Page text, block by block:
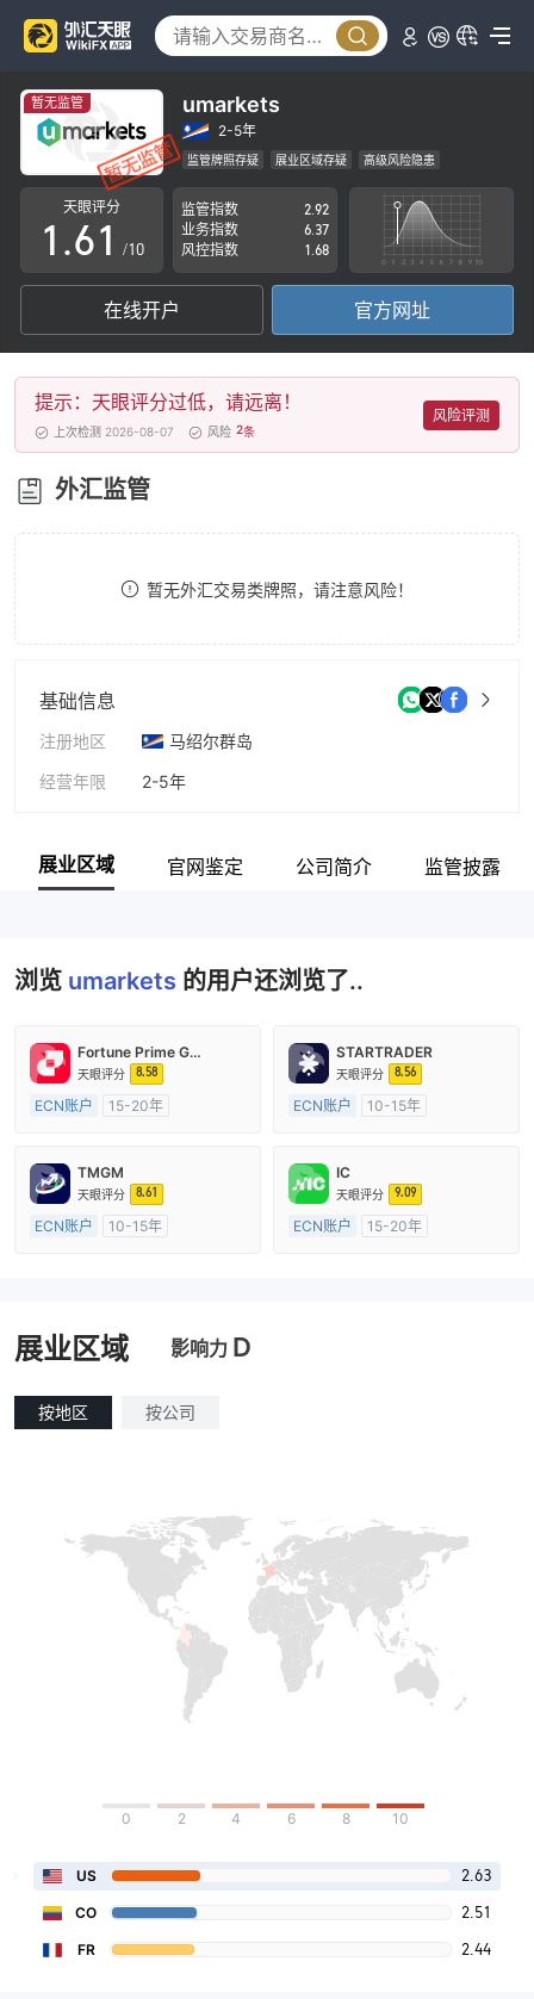
暂无监管 umarkets
2-5年
监管牌照存疑 展业区域存疑 高级风险隐患
天眼评分
0
1
2
3
4
5
6
7
.
2
3
4
5
6
7
8
9
0
1
2
3
4
5
6
7
/10
监管指数
2.92
业务指数
6.37
风控指数
1.68
在线开户 官方网址
提示：天眼评分过低，请远离！
上次检测 2026-08-07 风险 2条
风险评测
外汇监管
暂无外汇交易类牌照，请注意风险！
基础信息
注册地区
马绍尔群岛
经营年限
2-5年
展业区域 官网鉴定 公司简介 监管披露
浏览 umarkets 的用户还浏览了..
Fortune Prime Global
天眼评分 8.58
ECN账户
15-20年
主标MT4
STARTRADER
天眼评分 8.56
ECN账户
10-15年
主标MT4
TMGM
天眼评分 8.61
ECN账户
10-15年
IC
天眼评分 9.09
ECN账户
15-20年
展业区域 影响力 D
按地区 按公司
0 2 4 6 8 10
US 2.63
CO 2.51
FR 2.44